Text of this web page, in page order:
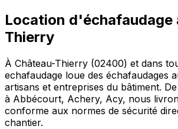
Location d'échafaudage
Thierry
À Château-Thierry (02400) et dans
echafaudage loue des échafaudages
artisans et entreprises du bâtiment.
à Abbécourt, Achery, Acy, nous
conforme aux normes de sécurité
chantier.